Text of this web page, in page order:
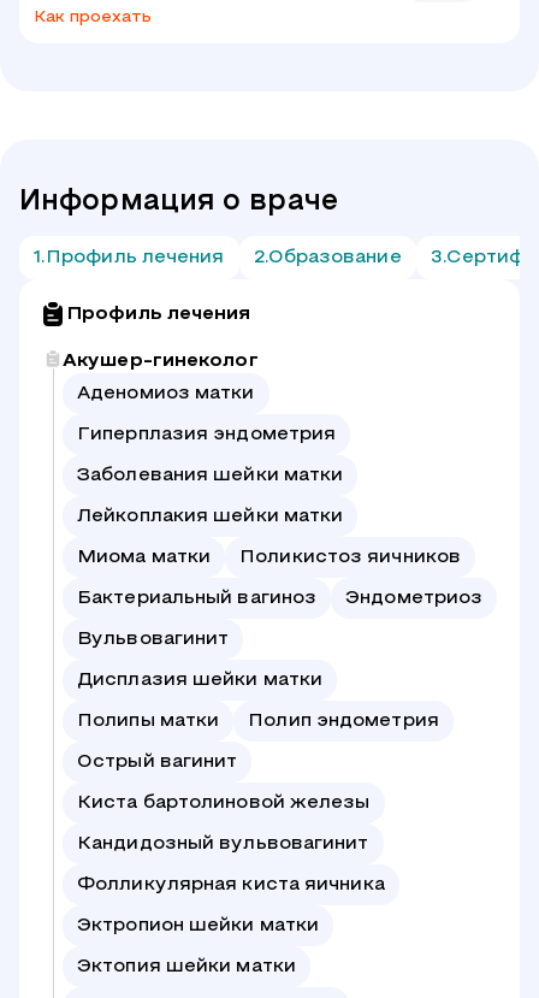
Как проехать
Информация о враче
Профиль лечения Образование
Профиль лечения
Акушер-гинеколог
Аденомиоз матки
Гиперплазия эндометрия
Заболевания шейки матки
Лейкоплакия шейки матки
Миома матки Поликистоз яичников
Бактериальный вагиноз Эндометриоз
Вульвовагинит
Дисплазия шейки матки
Полипы матки Полип эндометрия
Острый вагинит
Киста бартолиновой железы
Кандидозный вульвовагинит
Фолликулярная киста яичника
Эктропион шейки матки
Эктопия шейки матки